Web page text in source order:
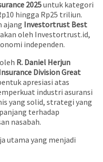
2025untuk kategori
hingga Rp25 triliun.
ajang Investortrust Best
oleh Investortrust.id,
independen.
R. Daniel Herjun
Division Great
apresiasi atas
industri asuransi
yang solid, strategi yang
terhadap
nasabah.
utama yang menjadi